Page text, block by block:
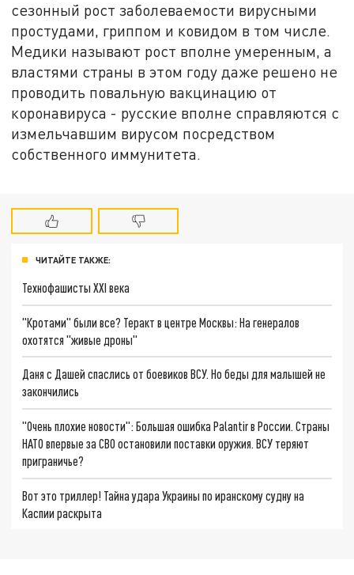
сезонный рост заболеваемости вирусными
простудами, гриппом и ковидом в том числе.
Медики называют рост вполне умеренным, а
властями страны в этом году даже решено не
проводить повальную вакцинацию от
коронавируса - русские вполне справляются с
измельчавшим вирусом посредством
собственного иммунитета.
ЧИТАЙТЕ ТАКЖЕ:
Технофашисты XXI века
"Кротами" были все? Теракт в центре Москвы: На генералов
охотятся "живые дроны"
Даня с Дашей спаслись от боевиков ВСУ. Но беды для малышей не
закончились
"Очень плохие новости": Большая ошибка Palantir в России. Страны
НАТО впервые за СВО остановили поставки оружия. ВСУ теряют
приграничье?
Вот это триллер! Тайна удара Украины по иранскому судну на
Каспии раскрыта